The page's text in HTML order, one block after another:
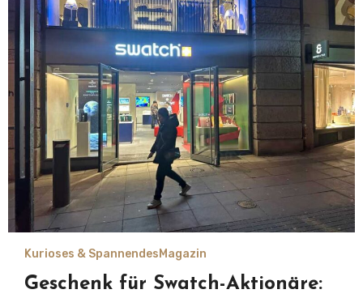
Kurioses & Spannendes Magazin
Geschenk für Swatch-Aktionäre: